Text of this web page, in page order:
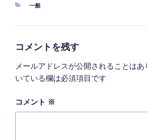
カ
一般
コメントを残す
メールアドレスが公開されることはあ
いている欄は必須項目です
コメント ※